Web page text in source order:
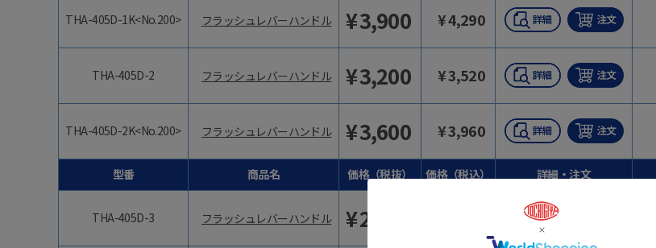
THA-405D-1K<No.200> フラッシュレバーハンドル ¥3,900 ¥4,290
THA-405D-2 フラッシュレバーハンドル ¥3,200 ¥3,520
THA-405D-2K<No.200> フラッシュレバーハンドル ¥3,600 ¥3,960
型番 商品名 価格（税抜） 価格（税込） 詳細・注文
THA-405D-3 フラッシュレバーハンドル ¥2,800